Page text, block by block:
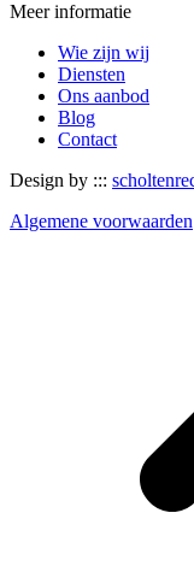
Meer informatie
Wie zijn wij
Diensten
Ons aanbod
Blog
Contact
Design by :::
Algemene voorwaarden